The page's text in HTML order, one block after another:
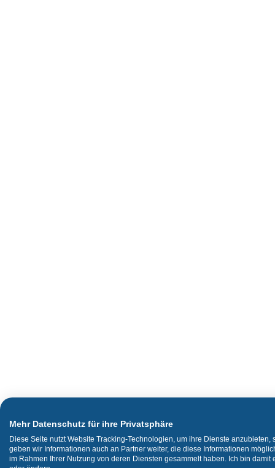
Mehr Datenschutz für ihre Privatsphäre
Diese Seite nutzt Website Tracking-Technologien, um ihre Dienste
geben wir Informationen auch an Partner weiter, die diese Informationen
im Rahmen Ihrer Nutzung von deren Diensten gesammelt haben. Ich bin